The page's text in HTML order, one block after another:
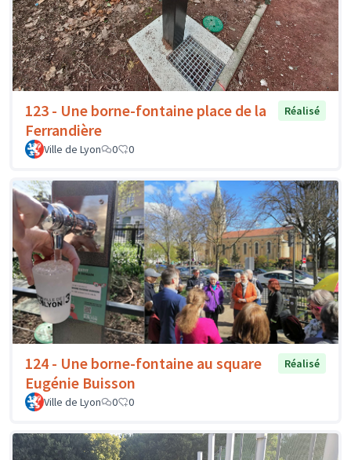
123 - Une borne-fontaine place de la
Ferrandière
Réalisé
Ville de Lyon 0 0
124 - Une borne-fontaine au square
Eugénie Buisson
Réalisé
Ville de Lyon 0 0